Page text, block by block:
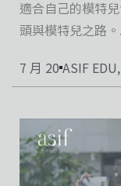
適合自己的模特
頭與模特兒之路
7 月 20 ASIF EDU,